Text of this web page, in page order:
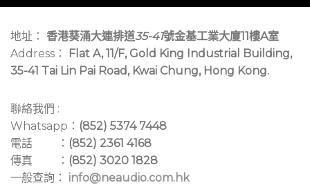
地址： 香港葵涌大連排道35-41號金基工業大廈11樓A室
Address：
Flat A, 11/F, Gold King Industrial Building,
35-41 Tai Lin Pai Road, Kwai Chung, Hong Kong.
聯絡我們 :
Whatsapp： (852) 5374 7448
電話 ： (852) 2361 4168
傳真 ： (852) 3020 1828
一般查詢： info@neaudio.com.hk